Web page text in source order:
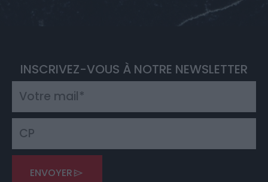
INSCRIVEZ-VOUS À NOTRE NEWSLETTER
ENVOYER